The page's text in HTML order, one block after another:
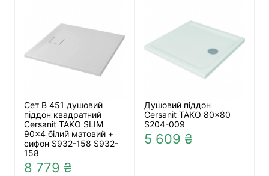
Сет B 451 душовий
піддон квадратний
Cersanit TAKO SLIM
90x4 білий матовий +
сифон S932-158 S932-
158
8 779 ₴
Душовий піддон
Cersanit TAKO 80x80
S204-009
5 609 ₴